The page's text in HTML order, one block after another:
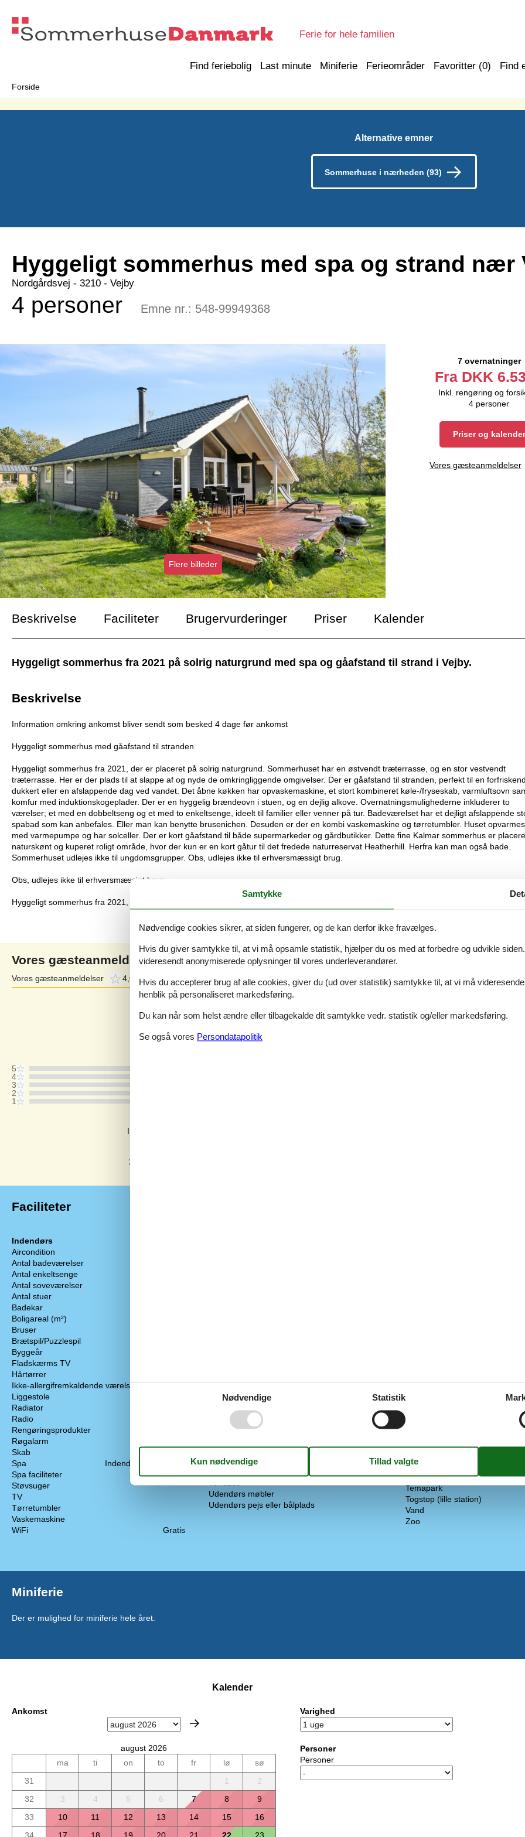
Ferie for hele familien
Find feriebolig Last minute Miniferie Ferieområder Favoritter (0) Find
Forside
Alternative emner
Sommerhuse i nærheden (93)
Hyggeligt sommerhus med spa og strand nær
Nordgårdsvej - 3210 - Vejby
4 personer Emne nr.: 548-99949368
Flere billeder
7 overnatninger
Fra DKK
Inkl. rengøring og
4 personer
Priser og kalender
Vores gæsteanmeldelser
Beskrivelse Faciliteter Brugervurderinger Priser Kalender
Hyggeligt sommerhus fra 2021 på solrig naturgrund med spa og gåafstand til strand i Vejby.
Beskrivelse
Information omkring ankomst bliver sendt som besked 4 dage før ankomst
Hyggeligt sommerhus med gåafstand til stranden
Hyggeligt sommerhus fra 2021, der er placeret på solrig naturgrund. Sommerhuset har en østvendt træterrasse, og en stor vestvendt
træterrasse. Her er der plads til at slappe af og nyde de omkringliggende omgivelser. Der er gåafstand til stranden, perfekt til en
dukkert eller en afslappende dag ved vandet. Det åbne køkken har opvaskemaskine, et stort kombineret køle-/fryseskab, varmluftsovn
komfur med induktionskogeplader. Der er en hyggelig brændeovn i stuen, og en dejlig alkove. Overnatningsmulighederne inkluderer to
værelser; et med en dobbeltseng og et med to enkeltsenge, ideelt til familier eller venner på tur. Badeværelset har et dejligt afslappende
spabad som kan anbefales. Eller man kan benytte brusenichen. Desuden er der en kombi vaskemaskine og tørretumbler. Huset opvarmes
med varmepumpe og har solceller. Der er kort gåafstand til både supermarkeder og gårdbutikker. Dette fine Kalmar sommerhus er
naturskønt og kuperet roligt område, hvor der kun er en kort gåtur til det fredede naturreservat Heatherhill. Herfra kan man også bade.
Sommerhuset udlejes ikke til ungdomsgrupper. Obs, udlejes ikke til erhversmæssigt brug.
Obs, udlejes ikke til erhversmæssigt brug.
Hyggeligt sommerhus fra 2021, der er placeret på solrig naturgrund. Der er gåafstand til dejlig badestrand.
Vores gæsteanmeldelser
Vores gæsteanmeldelser 4,0 Eksterne anmeldelser 4,7
4,0 Baseret på 1vurdering
5
4
3
2
1
Ingen vurderinger har kommentarer.
Se 3 eksterne anmeldelser i stedet.
Faciliteter
Indendørs
Aircondition
Antal badeværelser
Antal enkeltsenge
Antal soveværelser
Antal stuer
Badekar
Boligareal (m²)
Bruser
Brætspil/Puzzlespil
Byggeår
Fladskærms TV
Hårtørrer
Ikke-allergifremkaldende værelse
Liggestole
Radiator
Radio
Rengøringsprodukter
Røgalarm
Skab
Spa
Indendørs tilgængelig
Spa faciliteter
Støvsuger
TV
Tørretumbler
Vaskemaskine
WiFi
Gratis
Ovn
Sandwich maker
Vinglas
Grill
Have
Terrasse
Udendørs møbler
Udendørs pejs eller bålplads
Privat indgang
Automatiseret pengeautomat
Restauranter
Strand/hav/sø
Temapark
Togstop (lille station)
Vand
Zoo
Miniferie
Der er mulighed for miniferie hele året.
Kalender
Ankomst
august 2026
ma
ti on to fr lø
sø
31
1
2
32
3 4 5 6 7 8
9
33
10 11 12 13 14 15
16
Varighed
Personer
Personer
Samtykke
Nødvendige cookies sikrer, at siden fungerer, og de kan derfor ikke fravælges.
Hvis du giver samtykke til, at vi må opsamle statistik, hjælper du os med at forbedre og udvikle
videresendt anonymiserede oplysninger til vores underleverandører.
Hvis du accepterer brug af alle cookies, giver du (ud over statistik) samtykke til, at vi må
henblik på personaliseret markedsføring.
Du kan når som helst ændre eller tilbagekalde dit samtykke vedr. statistik og/eller markedsføring.
Se også vores Persondatapolitik
Nødvendige Statistik